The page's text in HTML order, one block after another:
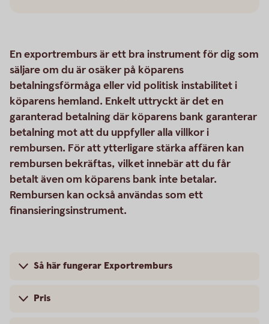
En exportremburs är ett bra instrument för dig som
säljare om du är osäker på köparens
betalningsförmåga eller vid politisk instabilitet i
köparens hemland. Enkelt uttryckt är det en
garanterad betalning där köparens bank garanterar
betalning mot att du uppfyller alla villkor i
rembursen. För att ytterligare stärka affären kan
rembursen bekräftas, vilket innebär att du får
betalt även om köparens bank inte betalar.
Rembursen kan också användas som ett
finansieringsinstrument.
Så här fungerar Exportremburs
Pris